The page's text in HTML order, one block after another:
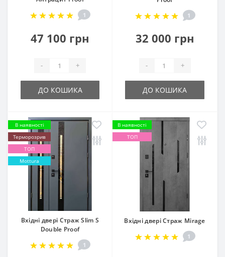
1
47 100 грн
- +
ДО КОШИКА
1
32 000 грн
- +
ДО КОШИКА
В наявності
Терморозрив
ТОП
Mottura
Вхідні двері Страж Slim S
Double Proof
1
В наявності
ТОП
Вхідні двері Страж Mirage
1